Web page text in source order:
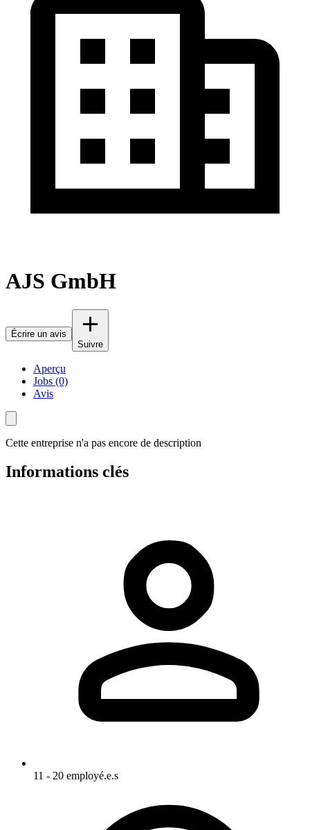
AJS GmbH
Écrire un avis
Suivre
Aperçu
Jobs (0)
Avis
Cette entreprise n'a pas encore de description
Informations clés
11 - 20 employé.e.s